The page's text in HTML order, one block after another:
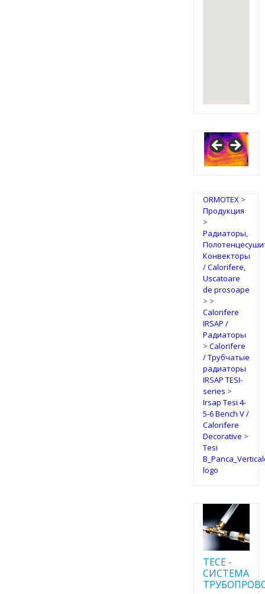
IRSAP
Design
Radiators
ORMOTEX>
Продукция
>
Радиаторы,
Конвекторы
/ Calorifere,
Uscatoare
de prosoape
> >
Calorifere
IRSAP /
Радиаторы
> Calorifere
/ Трубчатые
радиаторы
IRSAP TESI-
series >
Irsap Tesi 4-
5-6 Bench V /
Calorifere
Decorative >
Tesi
logo
TECE -
CИСТЕМА